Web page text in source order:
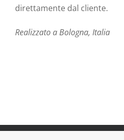
direttamente dal cliente.
Realizzato a Bologna, Italia